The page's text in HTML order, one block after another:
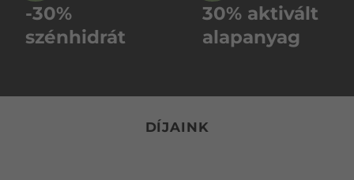
-30%
szénhidrát
30% aktivált
alapanyag
DÍJAINK